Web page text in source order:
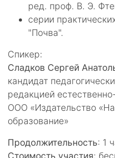
ред. проф. В. Э.
серии
"Почва".
Спикер:
Сладков Сергей
кандидат
редакцией
OOO «Издательство
образование»
Продолжительность: 1
Стоимость участия: